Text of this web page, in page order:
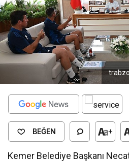
BEĞEN +
Kemer Belediye Başkanı